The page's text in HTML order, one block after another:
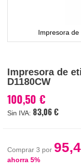
Impresora de
al
comienzo
la
galería
Impresora de
D1180CW
100,50 €
83,06 €
Comprar 3 por
ahorra 5%